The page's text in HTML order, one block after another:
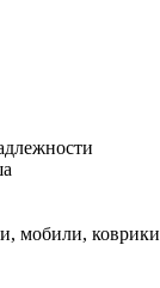
мобили, коврики